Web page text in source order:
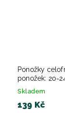
Ponožky
ponožek: 20-
Skladem
139 Kč